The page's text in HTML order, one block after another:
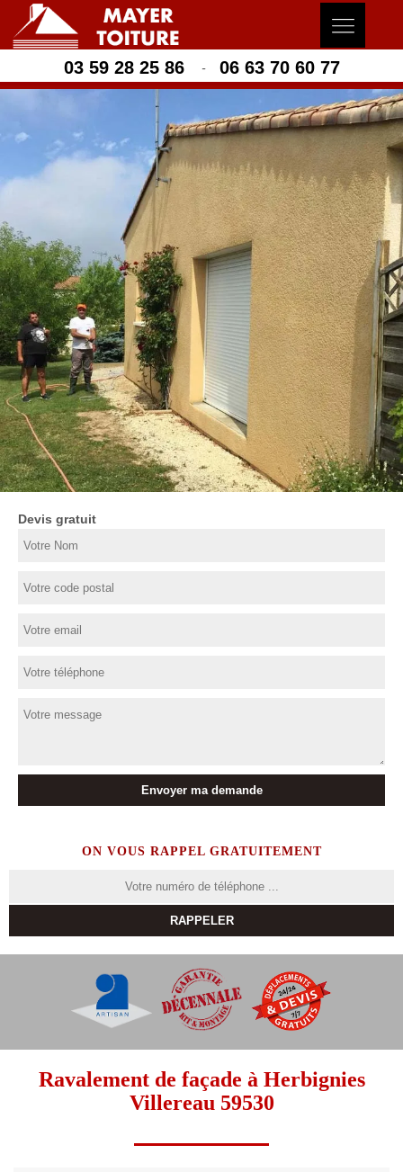
03 59 28 25 86 - 06 63 70 60 77
Devis gratuit
ON VOUS RAPPEL GRATUITEMENT
Ravalement de façade à Herbignies
Villereau 59530